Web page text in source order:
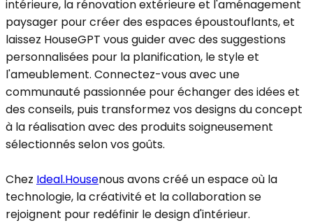
intérieure, la rénovation extérieure et l'aménagement
paysager pour créer des espaces époustouflants, et
laissez HouseGPT vous guider avec des suggestions
personnalisées pour la planification, le style et
l'ameublement. Connectez-vous avec une
communauté passionnée pour échanger des idées et
des conseils, puis transformez vos designs du concept
à la réalisation avec des produits soigneusement
sélectionnés selon vos goûts.
Chez Ideal.Housenous avons créé un espace où la
technologie, la créativité et la collaboration se
rejoignent pour redéfinir le design d'intérieur.